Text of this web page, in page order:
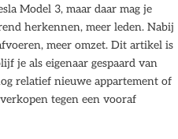
Model 3, maar daar mag je
herkennen, meer leden. Nabij
meer omzet. Dit artikel is
je als eigenaar gespaard van
relatief nieuwe appartement of
tegen een vooraf